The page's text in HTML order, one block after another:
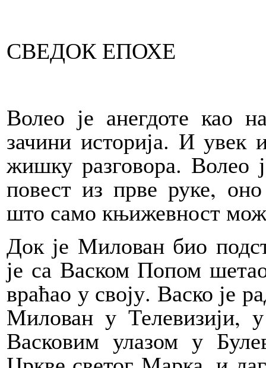
СВЕДОК ЕПОХЕ
Волео је анегдоте као
зачини историја. И увек
жишку разговора. Волео
повест из прве руке,
што само књижевност
Док је Милован био
је са Васком Попом
враћао у своју. Васко је
Милован у Телевизији,
Васковим улазом у